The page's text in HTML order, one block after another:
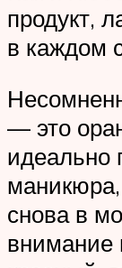
продукт,
в каждом
— это
идеально
снова в
внимание